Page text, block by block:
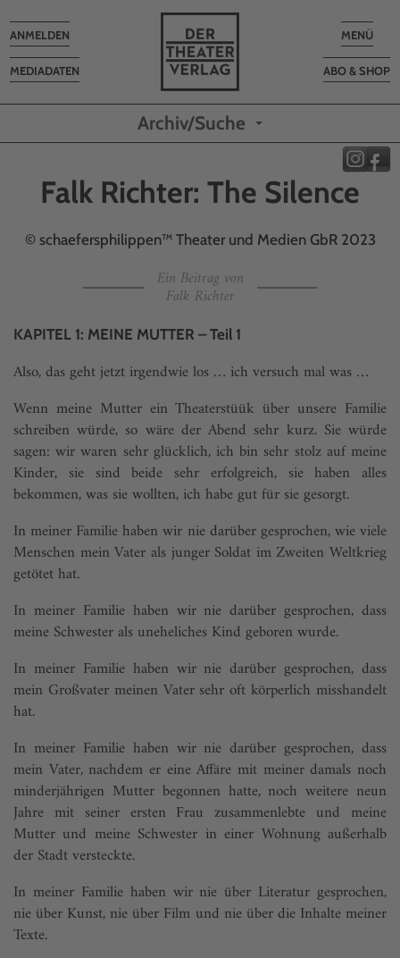
Toggle
MENÜ
ABO & SHOP
MEDIADATEN
Toggle
navigation
ANMELDEN
Archiv/Suche
Falk Richter: The Silence
© schaefersphilippen™ Theater und Medien GbR 2023
Ein Beitrag von
Falk Richter
KAPITEL 1: MEINE MUTTER – Teil 1
Also, das geht jetzt irgendwie los … ich versuch mal was …
Wenn meine Mutter ein Theaterstüük über unsere Familie
schreiben würde, so wäre der Abend sehr kurz. Sie würde
sagen: wir waren sehr glücklich, ich bin sehr stolz auf meine
Kinder, sie sind beide sehr erfolgreich, sie haben alles
bekommen, was sie wollten, ich habe gut für sie gesorgt.
In meiner Familie haben wir nie darüber gesprochen, wie viele
Menschen mein Vater als junger Soldat im Zweiten Weltkrieg
getötet hat.
In meiner Familie haben wir nie darüber gesprochen, dass
meine Schwester als uneheliches Kind geboren wurde.
In meiner Familie haben wir nie darüber gesprochen, dass
mein Großvater meinen Vater sehr oft körperlich misshandelt
hat.
In meiner Familie haben wir nie darüber gesprochen, dass
mein Vater, nachdem er eine Affäre mit meiner damals noch
minderjährigen Mutter begonnen hatte, noch weitere neun
Jahre mit seiner ersten Frau zusammenlebte und meine
Mutter und meine Schwester in einer Wohnung außerhalb
der Stadt versteckte.
In meiner Familie haben wir nie über Literatur gesprochen,
nie über Kunst, nie über Film und nie über die Inhalte meiner
Texte.